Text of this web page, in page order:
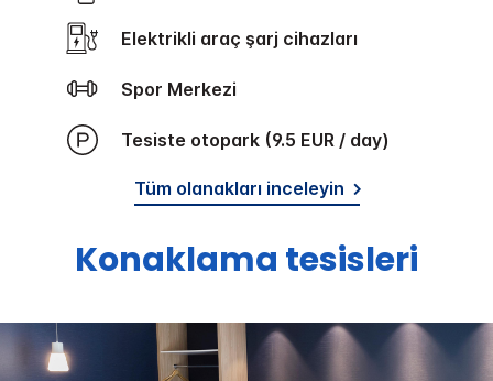
Elektrikli araç şarj cihazları
Spor Merkezi
Tesiste otopark (9.5 EUR / day)
Tüm olanakları inceleyin
Konaklama tesisleri